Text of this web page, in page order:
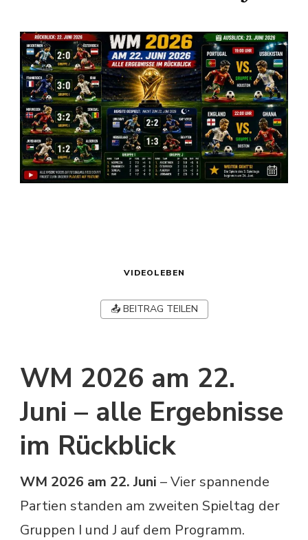
VIDEOLEBEN
📤 BEITRAG TEILEN
WM 2026 am 22.
Juni – alle Ergebnisse
im Rückblick
WM 2026 am 22. Juni – Vier spannende
Partien standen am zweiten Spieltag der
Gruppen I und J auf dem Programm.